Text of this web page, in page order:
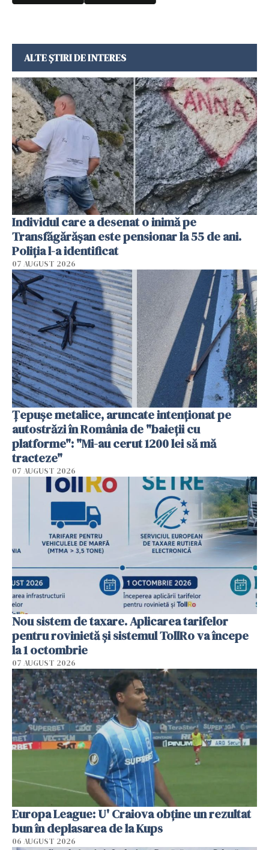
ALTE ȘTIRI DE INTERES
Individul care a desenat o inimă pe
Transfăgărășan este pensionar la 55 de ani.
Poliția l-a identificat
07 AUGUST 2026
Țepușe metalice, aruncate intenționat pe
autostrăzi în România de "baieții cu
platforme": "Mi-au cerut 1200 lei să mă
tracteze"
07 AUGUST 2026
Nou sistem de taxare. Aplicarea tarifelor
pentru rovinietă şi sistemul TollRo va începe
la 1 octombrie
07 AUGUST 2026
Europa League: U' Craiova obține un rezultat
bun în deplasarea de la Kups
06 AUGUST 2026